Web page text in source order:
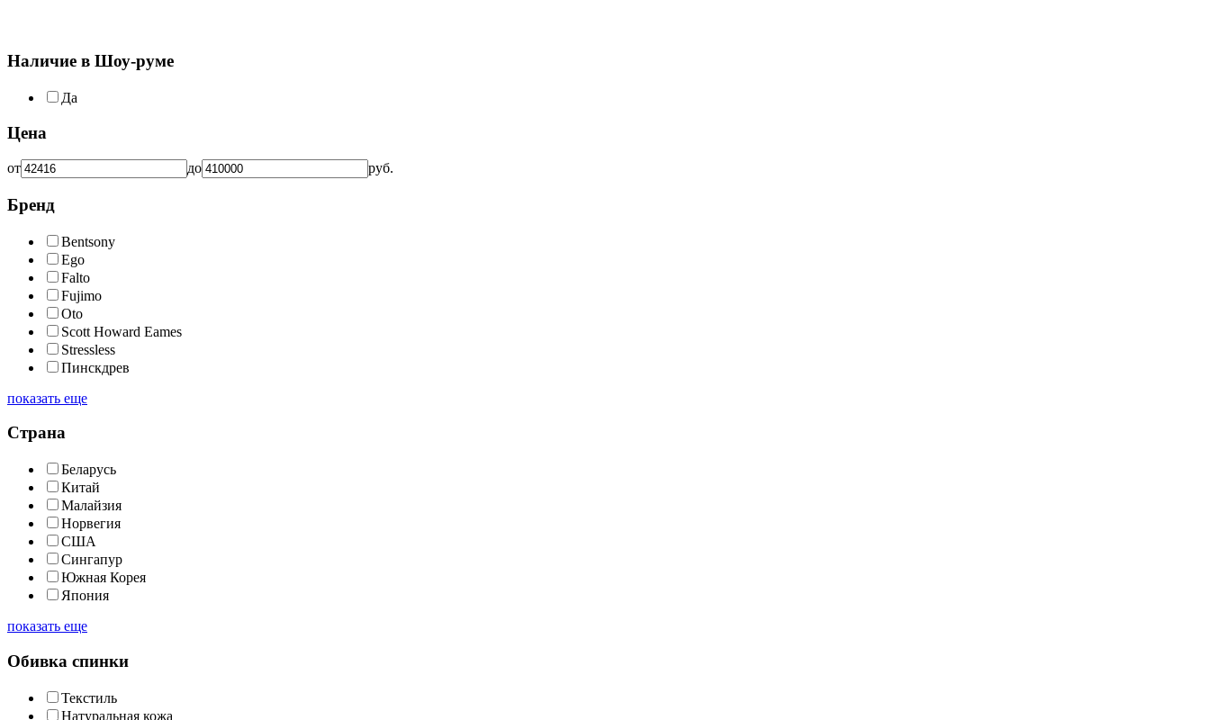
Наличие в Шоу-руме
Да
Цена
от до руб.
Бренд
Bentsony
Ego
Falto
Fujimo
Oto
Scott Howard Eames
Stressless
Пинскдрев
показать еще
Страна
Беларусь
Китай
Малайзия
Норвегия
США
Сингапур
Южная Корея
Япония
показать еще
Обивка спинки
Текстиль
Натуральная кожа